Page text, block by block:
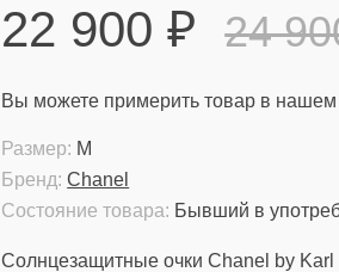
22 900₽ 24
Вы можете примерить товар в нашем
Состояние товара: Бывший в
Бренд: Chanel
Размер: M
Солнцезащитные очки Chanel by Karl